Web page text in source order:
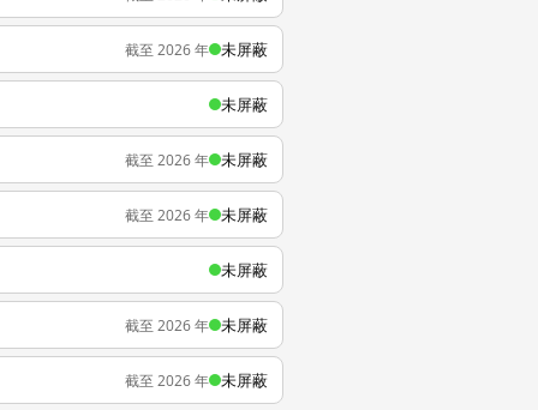
截至 2026 年 未屏蔽
未屏蔽
截至 2026 年 未屏蔽
截至 2026 年 未屏蔽
未屏蔽
截至 2026 年 未屏蔽
截至 2026 年 未屏蔽